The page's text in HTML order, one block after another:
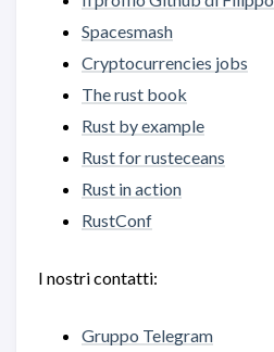
Spacesmash
Cryptocurrencies jobs
The rust book
Rust by example
Rust for rusteceans
Rust in action
RustConf
I nostri contatti:
Gruppo Telegram